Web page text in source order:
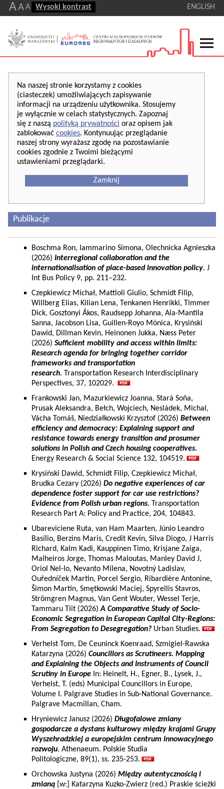
AA A Wysoki kontrast ENGLISH
Na naszej stronie korzystamy z cookies
(ciasteczek) umożliwiających zapisywanie
informacji na urządzeniu użytkownika. Stosujemy
je wyłącznie w celach statystycznych. Zapoznaj
się z naszą polityką prywatności oraz opisem jak
zablokować cookies. Kontynuując przeglądanie
naszej strony wyrażasz zgodę na pozostawianie
cookies zgodnie z Twoimi bieżącymi
ustawieniami przeglądarki.
Zamknij
Publikacje
Boschma Ron, Iammarino Simona, Olechnicka Agnieszka
(2026) Interregional collaboration and the
internationalisation of place-based innovation policy. J
Int Bus Policy 9, pp. 211–232.
Czepkiewicz Michał, Mattioli Giulio, Schmidt Filip,
Willberg Elias, Kilian Lena, Tenkanen Henrikki, Timmer
Dick, Gosztonyi Ákos, Raudsepp Johanna, Ala-Mantila
Sanna, Jacobson Lisa, Guillen-Royo Mònica, Krysiński
Dawid, Dillman Kevin, Heinonen Jukka, Næss Peter
(2026) Sufficient mobility and access within limits:
Research agenda for bringing together corridor
frameworks and transportation
research. Transportation Research Interdisciplinary
Perspectives, 37, 102029.
Frankowski Jan, Mazurkiewicz Joanna, Stará Soňa,
Prusak Aleksandra, Bełch, Wojciech, Nesládek, Michal,
Vácha Tomáš, Niedziałkowski Krzysztof (2026) Between
efficiency and democracy: Explaining support and
resistance towards energy transition and prosumer
solutions in Polish and Czech housing cooperatives.
Energy Research & Social Science 132, 104519.
Krysiński Dawid, Schmidt Filip, Czepkiewicz Michał,
Brudka Cezary (2026) Do negative experiences of car
dependence foster support for car use restrictions?
Evidence from Polish urban regions. Transportation
Research Part A: Policy and Practice, 204, 104843.
Ubareviciene Ruta, van Ham Maarten, Júnio Leandro
Basílio, Berzins Maris, Credit Kevin, Silva Diogo, J Harris
Richard, Kalm Kadi, Kauppinen Timo, Krisjane Zaiga,
Malheiros Jorge, Thomas Maloutas, Manley David J,
Oriol Nel-lo, Nevanto Milena, Novotný Ladislav,
Ouředníček Martin, Porcel Sergio, Ribardière Antonine,
Šimon Martin, Smętkowski Maciej, Spyrellis Stavros,
Strömgren Magnus, Van Gent Wouter, Wessel Terje,
Tammaru Tiit (2026)A Comparative Study of Socio-
Economic Segregation in European Capital City-Regions:
From Segregation to Desegregation? Urban Studies.
Verhelst Tom, De Ceuninck Koenraad, Szmigiel-Rawska
Katarzyna (2026) Councillors as Scrutineers. Mapping
and Explaining the Objects and Instruments of Council
Scrutiny in Europe In: Heinelt, H., Egner, B., Lysek, J.,
Verhelst, T. (eds) Municipal Councillors in Europe,
Volume I. Palgrave Studies in Sub-National Governance.
Palgrave Macmillan, Cham.
Hryniewicz Janusz (2026) Długofalowe zmiany
gospodarcze a dystans kulturowy między krajami Grupy
Wyszehradzkiej a europejskim centrum innowacyjnego
rozwoju. Athenaeum. Polskie Studia
Politologiczne, 89(1), ss. 235-253.
Orchowska Justyna (2026) Między autentycznością i
zmianą [w:] Katarzyna Kuzko-Zwierz (red.) Praskie ścieżki